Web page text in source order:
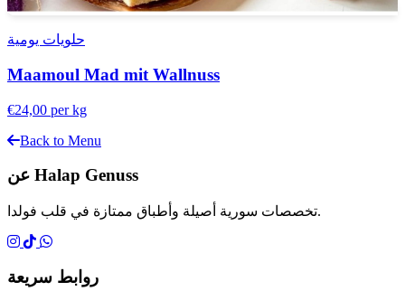
حلويات يومية
Maamoul Mad mit Wallnuss
€24,00 per kg
Back to Menu
عن Halap Genuss
تخصصات سورية أصيلة وأطباق ممتازة في قلب فولدا.
روابط سريعة